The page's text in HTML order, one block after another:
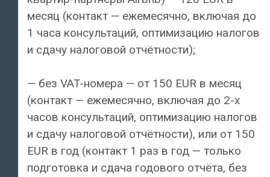
месяц (контакт — ежемесячно, включая до
1 часа консультаций, оптимизацию налогов
и сдачу налоговой отчётности);
— без VAT-номера — от 150 EUR в месяц
(контакт — ежемесячно, включая до 2-х
часов консультаций, оптимизацию налогов
и сдачу налоговой отчётности), или от 150
EUR в год (контакт 1 раз в год — только
подготовка и сдача годового отчёта, без